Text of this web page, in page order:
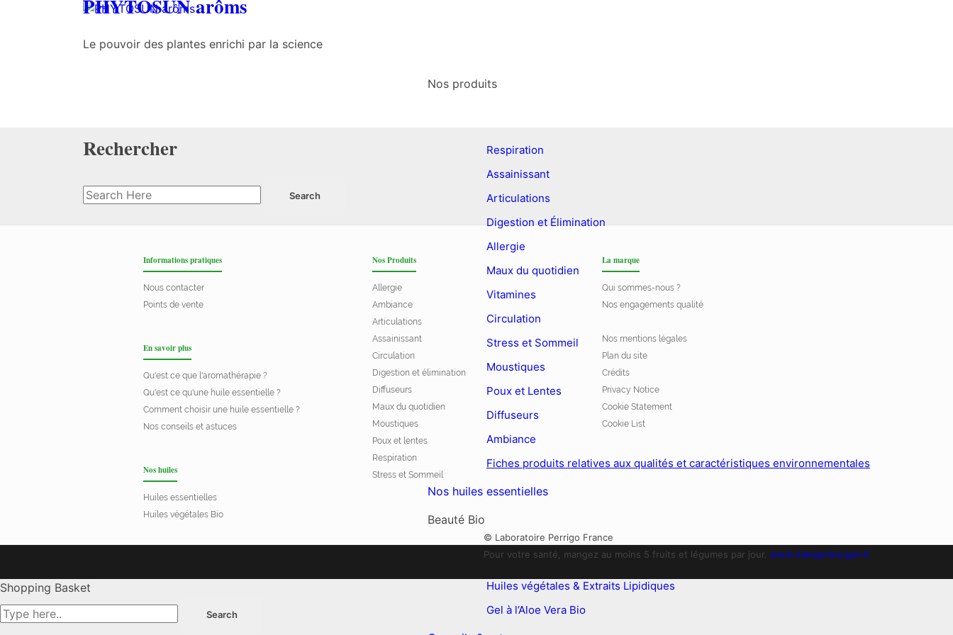
PHYTOSUN arôms
Le pouvoir des plantes enrichi par la science
Nos produits
Respiration
Assainissant
Articulations
Digestion et Élimination
Allergie
Maux du quotidien
Vitamines
Circulation
Stress et Sommeil
Moustiques
Poux et Lentes
Diffuseurs
Ambiance
Fiches produits relatives aux qualités et caractéristiques environnementales
Nos huiles essentielles
Beauté Bio
Huiles végétales & Extraits Lipidiques
Gel à l’Aloe Vera Bio
Rechercher
Informations pratiques
Nous contacter
Points de vente
En savoir plus
Qu'est ce que l'aromathérapie ?
Qu'est ce qu'une huile essentielle ?
Comment choisir une huile essentielle ?
Nos conseils et astuces
Nos huiles
Huiles essentielles
Huiles végétales Bio
Nos Produits
Allergie
Ambiance
Articulations
Assainissant
Circulation
Digestion et élimination
Diffuseurs
Maux du quotidien
Moustiques
Poux et lentes
Respiration
Stress et Sommeil
La marque
Qui sommes-nous ?
Nos engagements qualité
Nos mentions légales
Plan du site
Crédits
Privacy Notice
Cookie Statement
Cookie List
© Laboratoire Perrigo France
Pour votre santé, mangez au moins 5 fruits et légumes par jour. www.mangerbouger.fr
Shopping Basket